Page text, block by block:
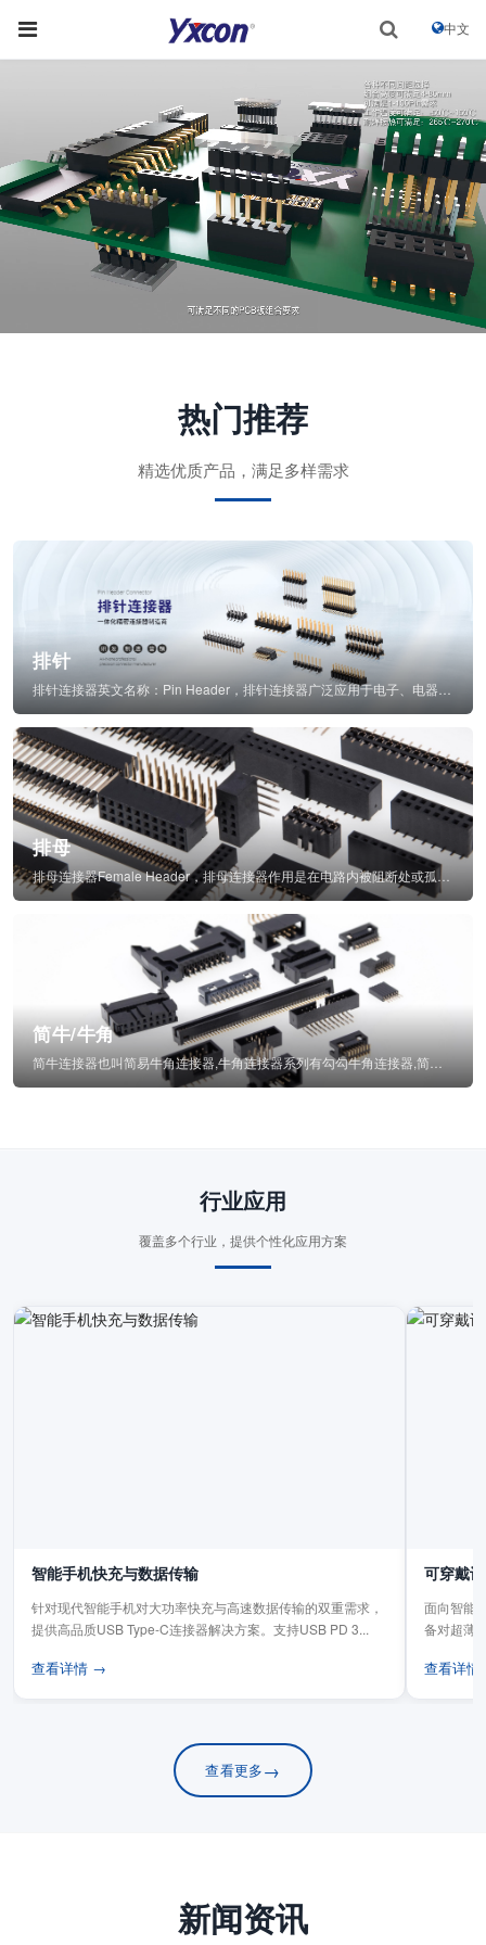
中文
热门推荐
精选优质产品，满足多样需求
排针
排母
排母连接器Female Header，排母连接器作用是在电路内被阻断处或孤立不通...
简牛/牛角
行业应用
覆盖多个行业，提供个性化应用方案
智能手机快充与数据传输
针对现代智能手机对大功率快充与高速数据传输的双重需求，
提供高品质USB Type-C连接器解决方案。支持USB PD 3...
查看详情 →
可穿戴
面向智能
备对超薄
查看详
查看更多→
新闻资讯